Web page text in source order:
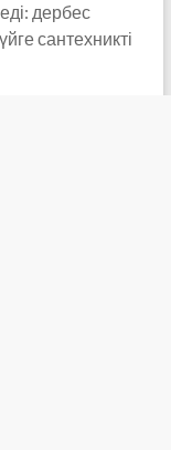
дербес
сантехникті